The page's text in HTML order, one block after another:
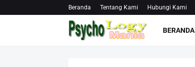
Beranda Tentang Kami Hubungi Kami
BERANDA